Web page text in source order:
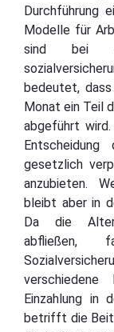
Durchführung
Modelle für
sind bei
bedeutet,
Monat ein Teil
abgeführt
gesetzlich
anzubieten.
bleibt aber in
Da die
abfließen,
Einzahlung in
betrifft die